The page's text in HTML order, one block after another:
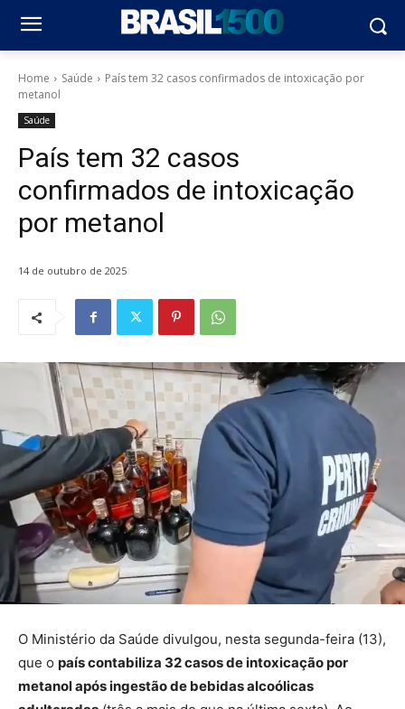
Home Saúde
País tem 32 casos confirmados de intoxicação por
metanol
Saúde
País tem 32 casos
confirmados de intoxicação
por metanol
14 de outubro de 2025
O Ministério da Saúde divulgou, nesta segunda-feira (13),
que o país contabiliza 32 casos de intoxicação por
metanol após ingestão de bebidas alcoólicas